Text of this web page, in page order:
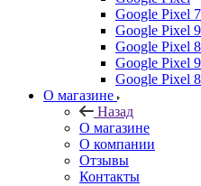
Google Pixel
Google Pixel 9
Google Pixel
Google Pixel
Google Pixel
О магазине
Назад
О магазине
О компании
Отзывы
Контакты